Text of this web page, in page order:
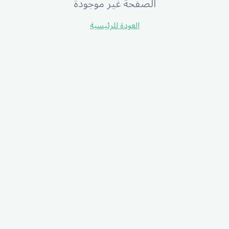
العودة للرئيسية